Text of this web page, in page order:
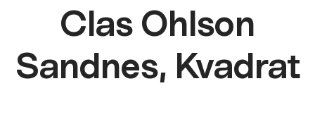
Clas Ohlson
Sandnes, Kvadrat